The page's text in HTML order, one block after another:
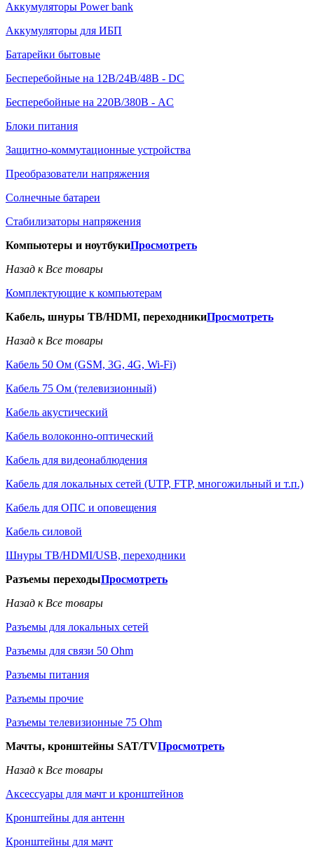
Аккумуляторы Power bank
Аккумуляторы для ИБП
Батарейки бытовые
Бесперебойные на 12В/24В/48В - DC
Бесперебойные на 220В/380В - AC
Блоки питания
Защитно-коммутационные устройства
Преобразователи напряжения
Солнечные батареи
Стабилизаторы напряжения
Компьютеры и ноутбукиПросмотреть
Назад к Все товары
Комплектующие к компьютерам
Кабель, шнуры ТВ/HDMI, переходникиПросмотреть
Назад к Все товары
Кабель 50 Ом (GSM, 3G, 4G, Wi-Fi)
Кабель 75 Ом (телевизионный)
Кабель акустический
Кабель волоконно-оптический
Кабель для видеонаблюдения
Кабель для локальных сетей (UTP, FTP, многожильный и т.п.)
Кабель для ОПС и оповещения
Кабель силовой
Шнуры ТВ/HDMI/USB, переходники
Разъемы переходыПросмотреть
Назад к Все товары
Разъемы для локальных сетей
Разъемы для связи 50 Ohm
Разъемы питания
Разъемы прочие
Разъемы телевизионные 75 Ohm
Мачты, кронштейны SAT/TVПросмотреть
Назад к Все товары
Аксессуары для мачт и кронштейнов
Кронштейны для антенн
Кронштейны для мачт